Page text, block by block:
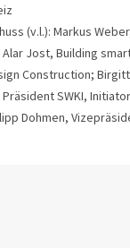
(v.l.): Markus
Alar Jost, Building
Construction;
SWKI,
Dohmen,